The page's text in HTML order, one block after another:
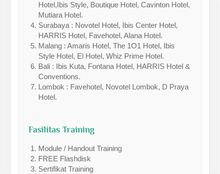
Hotel,Ibis Style, Boutique Hotel, Cavinton Hotel,
Mutiara Hotel.
Surabaya : Novotel Hotel, Ibis Center Hotel,
HARRIS Hotel, Favehotel, Alana Hotel.
Malang : Amaris Hotel, The 1O1 Hotel, Ibis
Style Hotel, El Hotel, Whiz Prime Hotel.
Bali : Ibis Kuta, Fontana Hotel, HARRIS Hotel &
Conventions.
Lombok : Favehotel, Novotel Lombok, D Praya
Hotel.
Fasilitas Training
Module / Handout Training
FREE Flashdisk
Sertifikat Training